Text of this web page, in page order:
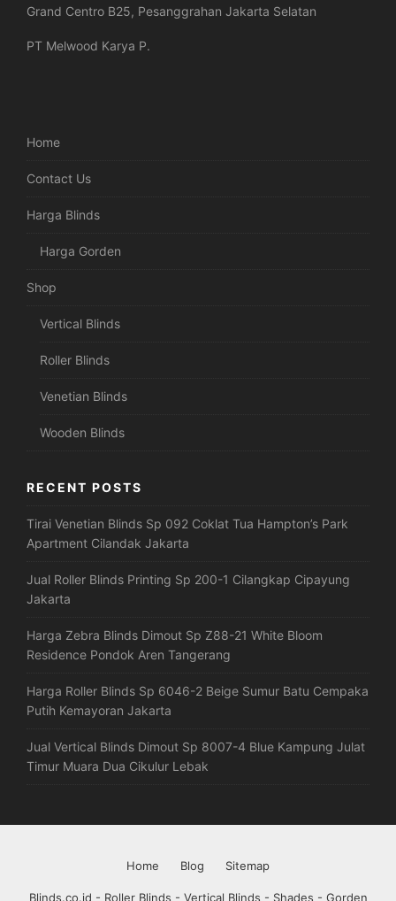
Grand Centro B25, Pesanggrahan Jakarta Selatan
PT Melwood Karya P.
Home
Contact Us
Harga Blinds
Harga Gorden
Shop
Vertical Blinds
Roller Blinds
Venetian Blinds
Wooden Blinds
RECENT POSTS
Tirai Venetian Blinds Sp 092 Coklat Tua Hampton’s Park
Apartment Cilandak Jakarta
Jual Roller Blinds Printing Sp 200-1 Cilangkap Cipayung
Jakarta
Harga Zebra Blinds Dimout Sp Z88-21 White Bloom
Residence Pondok Aren Tangerang
Harga Roller Blinds Sp 6046-2 Beige Sumur Batu Cempaka
Putih Kemayoran Jakarta
Jual Vertical Blinds Dimout Sp 8007-4 Blue Kampung Julat
Timur Muara Dua Cikulur Lebak
Home Blog Sitemap
Blinds.co.id - Roller Blinds - Vertical Blinds - Shades - Gorden